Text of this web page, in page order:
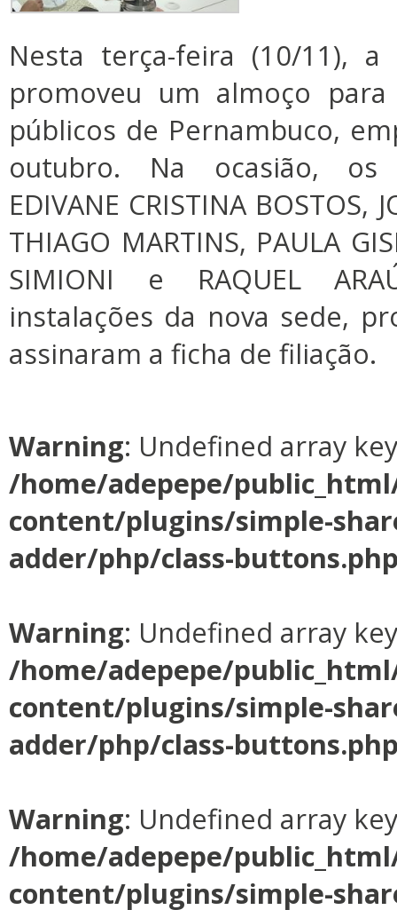
Nesta terça-feira (10/11),
promoveu um almoço
públicos de Pernambuco,
outubro. Na ocasião, os
EDIVANE CRISTINA BOSTOS,
THIAGO MARTINS, PAULA
SIMIONI e RAQUEL
instalações da nova sede,
assinaram a ficha de filiação.
Warning: Undefined array
/home/adepepe/
content/plugins/simple-
adder/php/class-
Warning: Undefined array
/home/adepepe/
content/plugins/simple-
adder/php/class-
Warning: Undefined array
/home/adepepe/
content/plugins/simple-